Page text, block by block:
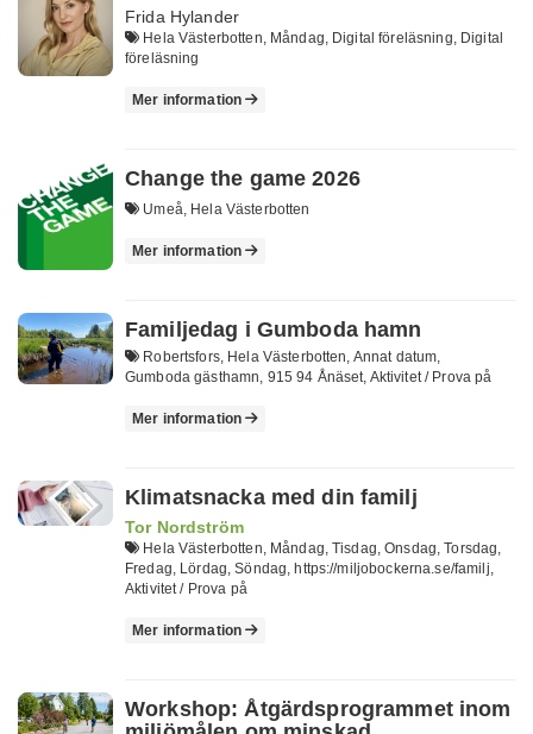
Frida Hylander
Hela Västerbotten, Måndag, Digital föreläsning, Digital
föreläsning
Mer information
Change the game 2026
Umeå, Hela Västerbotten
Mer information
Familjedag i Gumboda hamn
Robertsfors, Hela Västerbotten, Annat datum,
Gumboda gästhamn, 915 94 Ånäset, Aktivitet / Prova på
Mer information
Klimatsnacka med din familj
Tor Nordström
Hela Västerbotten, Måndag, Tisdag, Onsdag, Torsdag,
Fredag, Lördag, Söndag, https://miljobockerna.se/familj,
Aktivitet / Prova på
Mer information
Workshop: Åtgärdsprogrammet inom